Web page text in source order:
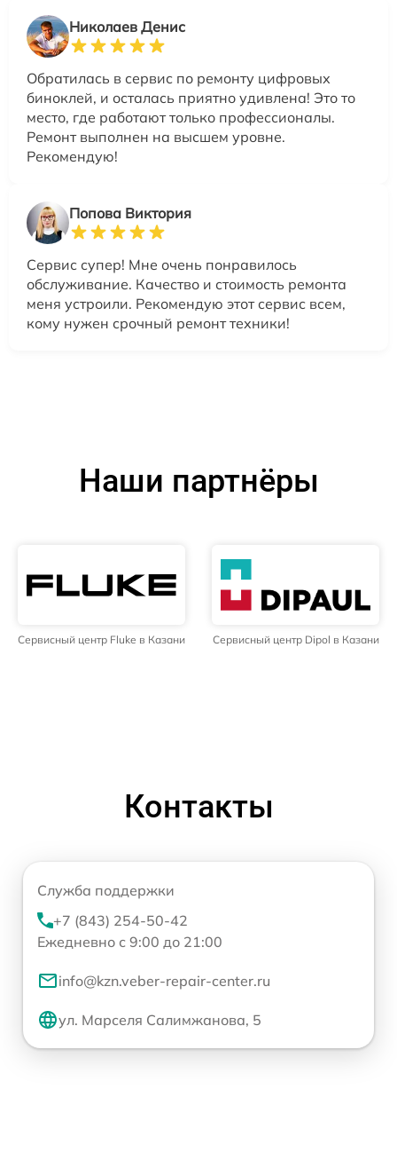
Николаев Денис
Обратилась в сервис по ремонту цифровых
биноклей, и осталась приятно удивлена! Это то
место, где работают только профессионалы.
Ремонт выполнен на высшем уровне.
Рекомендую!
Попова Виктория
Сервис супер! Мне очень понравилось
обслуживание. Качество и стоимость ремонта
меня устроили. Рекомендую этот сервис всем,
кому нужен срочный ремонт техники!
Наши партнёры
Сервисный центр Fluke в Казани Сервисный центр Dipol в Казани
Контакты
Служба поддержки
+7 (843) 254-50-42
Ежедневно с 9:00 до 21:00
info@kzn.veber-repair-center.ru
ул. Марселя Салимжанова, 5